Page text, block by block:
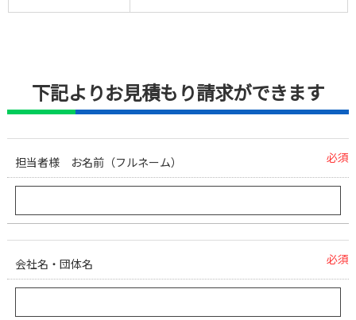
下記よりお見積もり請求ができます
担当者様 お名前（フルネーム） 必須
会社名・団体名 必須